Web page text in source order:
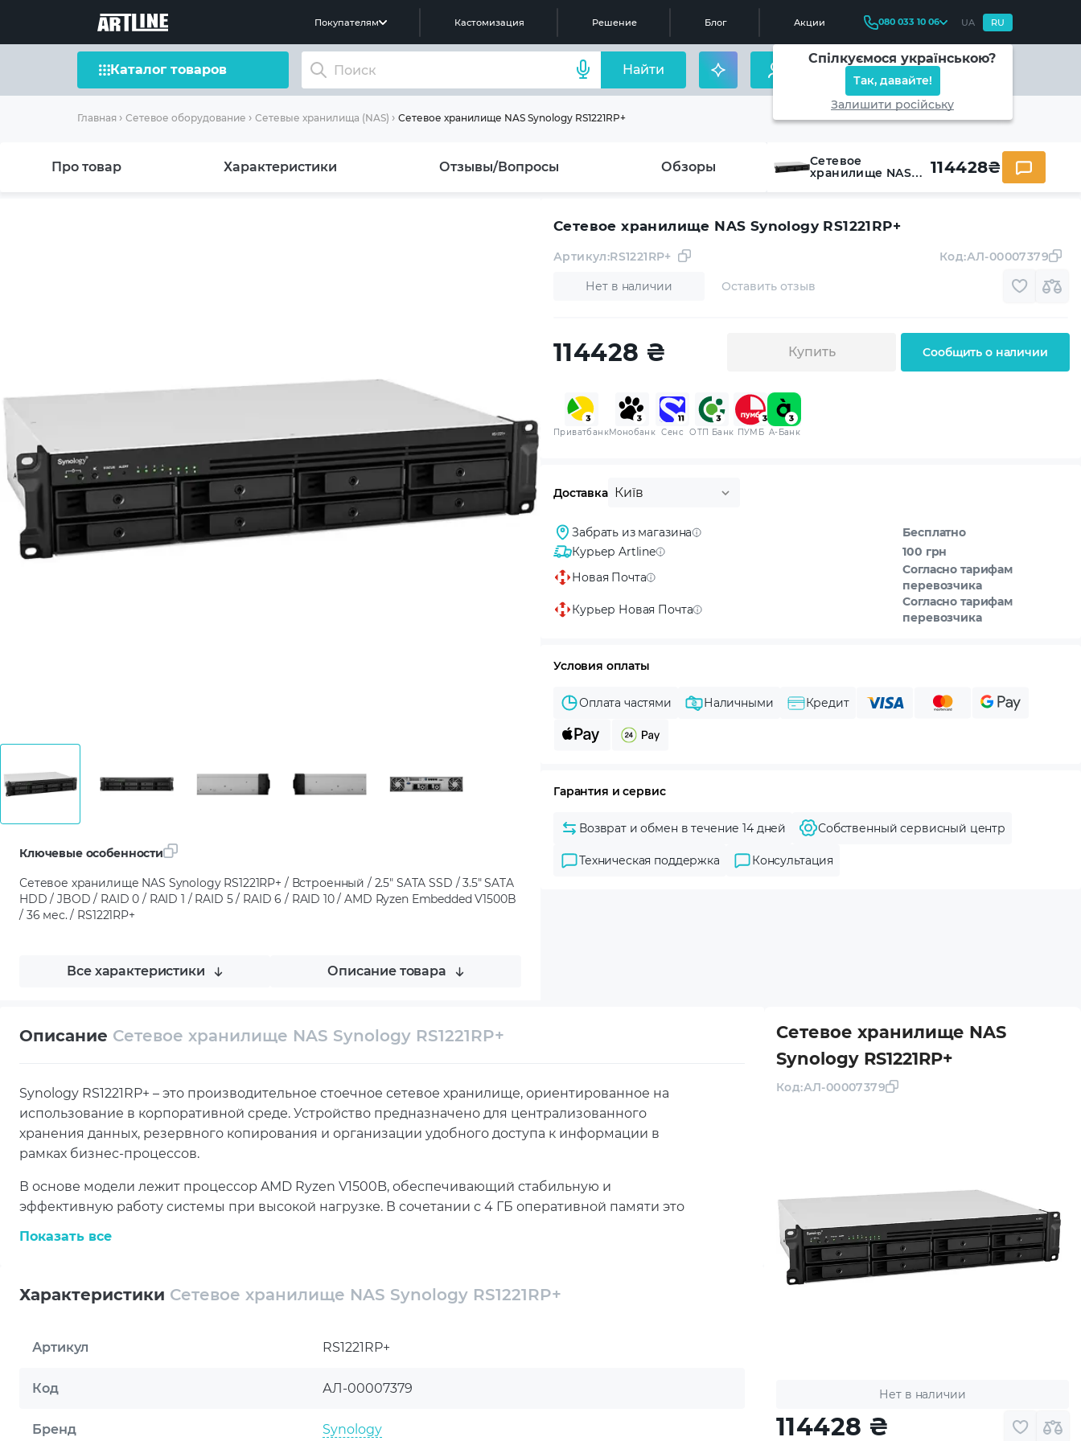
Покупателям Кастомизация Решение Блог Акции 080 033 10 06 UA RU
Спілкуємося українською?
Так, давайте!
Залишити російську
Каталог товаров Найти
Главная Сетевое оборудование Сетевые хранилища (NAS) Сетевое хранилище NAS Synology RS1221RP+
Про товар Характеристики Отзывы/Вопросы Обзоры
Сетевое
хранилище NAS
114428₴
Ключевые особенности
Сетевое хранилище NAS Synology RS1221RP+ / Встроенный / 2.5" SATA SSD / 3.5" SATA
HDD / JBOD / RAID 0 / RAID 1 / RAID 5 / RAID 6 / RAID 10 / AMD Ryzen Embedded V1500B
/ 36 мес. / RS1221RP+
Все характеристики Описание товара
Сетевое хранилище NAS Synology RS1221RP+
Нет в наличии
Артикул:RS1221RP+
Оставить отзыв
Код:АЛ-00007379
114428 ₴ Купить Сообщить о наличии
ПриватбанкМонобанк Сенс ОТП Банк ПУМБ A-Банк
Доставка Київ
Забрать из магазина
Бесплатно
Курьер Artline
100 грн
Новая Почта
Согласно тарифам
перевозчика
Курьер Новая Почта
Согласно тарифам
перевозчика
Условия оплаты
Оплата частями Наличными Кредит
Гарантия и сервис
Возврат и обмен в течение 14 дней Собственный сервисный центр
Техническая поддержка Консультация
Описание Сетевое хранилище NAS Synology RS1221RP+
Synology RS1221RP+ – это производительное стоечное сетевое хранилище, ориентированное на
использование в корпоративной среде. Устройство предназначено для централизованного
хранения данных, резервного копирования и организации удобного доступа к информации в
рамках бизнес-процессов.
В основе модели лежит процессор AMD Ryzen V1500B, обеспечивающий стабильную и
эффективную работу системы при высокой нагрузке. В сочетании с 4 ГБ оперативной памяти это
масштабируемой. Такое решение позволяет адаптировать хранилище под текущие задачи
Поддержка различных конфигураций RAID и функция горячей замены дисков обеспечивают
информации и поддерживать стабильную работу системы даже при необходимости обслуживания.
Компактный стоечный форм-фактор облегчает интеграцию устройства в серверные стойки, а
Показать все
Характеристики Сетевое хранилище NAS Synology RS1221RP+
Артикул RS1221RP+
Код АЛ-00007379
Бренд Synology
Сетевое хранилище NAS
Synology RS1221RP+
Код:АЛ-00007379
Нет в наличии
114428 ₴